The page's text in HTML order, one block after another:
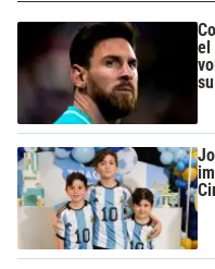
el